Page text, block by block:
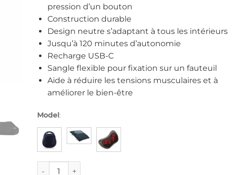
pression d’un bouton
Construction durable
Design neutre s’adaptant à tous les intérieurs
Jusqu’à 120 minutes d’autonomie
Recharge USB-C
Sangle flexible pour fixation sur un fauteuil
Aide à réduire les tensions musculaires et à
améliorer le bien-être
Model:
quantité de Coussin de massage - Medivon Travel 3